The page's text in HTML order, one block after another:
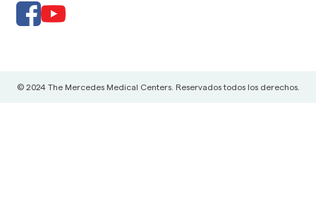
© 2024 The Mercedes Medical Centers. Reservados todos los derechos.